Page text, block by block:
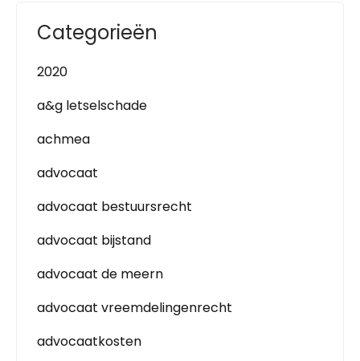
Categorieën
2020
a&g letselschade
achmea
advocaat
advocaat bestuursrecht
advocaat bijstand
advocaat de meern
advocaat vreemdelingenrecht
advocaatkosten